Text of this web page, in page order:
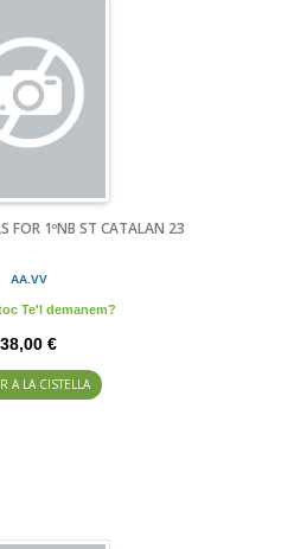
FOR 1ºNB ST CATALAN 23
AA.VV
Te'l demanem?
38,00 €
A LA CISTELLA